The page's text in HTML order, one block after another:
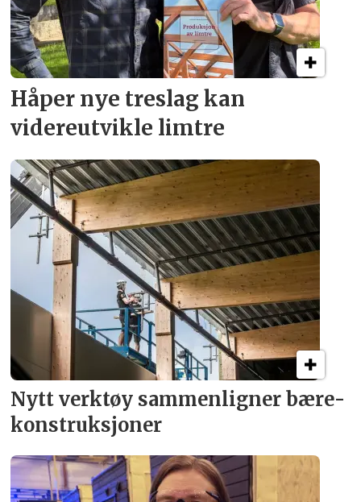
Håper nye treslag kan
videreutvikle limtre
Nytt verktøy sammenligner bære­
konstruksjoner